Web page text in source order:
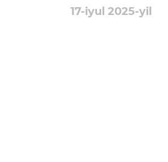
17-iyul 2025-yil